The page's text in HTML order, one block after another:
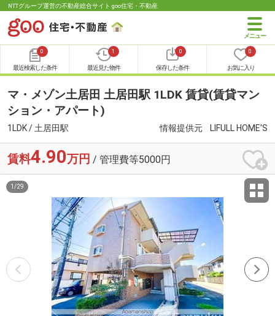
NTTグループ運営の不動産総合サイト goo住宅・不動産
0
最近検索した条件
1
最近見た物件
0
保存した条件
0
お気に入り
マ・メゾン土居田 土居田駅 1LDK 賃貸(賃貸マン
ション・アパート)
1LDK / 土居田駅 情報提供元 LIFULL HOME'S
賃料4.90万円 / 管理費等5000円
1 /29